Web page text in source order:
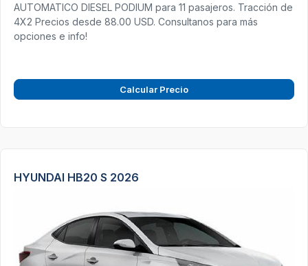
AUTOMATICO DIESEL PODIUM para 11 pasajeros. Tracción de
4X2 Precios desde 88.00 USD. Consultanos para más
opciones e info!
Calcular Precio
HYUNDAI HB20 S 2026